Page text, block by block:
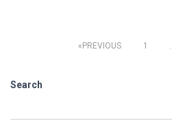
navigation
PREVIOUS 1
Search